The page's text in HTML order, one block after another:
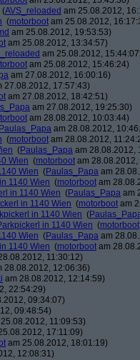
(AVS_reloaded am 25.08.2012,
(motorboot am 25.08.2012,
am 25.08.2012, 19:53:53)
am 25.08.2012, 13:34:57)
am 25.08.2012,
am 25.08.2012, 15:46:24)
am 27.08.2012, 16:00:16)
27.08.2012, 17:57:43)
am 27.08.2012, 18:42:51)
am 27.08.2012, 19:25:30)
am 28.08.2012, 10:03:44)
Paulas_Papa am 28.08.2012,
(motorboot am 28.08.2012,
(Paulas_Papa am 28.08.2012,
Wien (motorboot am 28.08.2012,
Wien (Paulas_Papa am
1140 Wien (motorboot am
in 1140 Wien (Paulas_Papa am
in 1140 Wien (motorboot am
in 1140 Wien (
in 1140 Wien (motorboot
Wien (Paulas_Papa am
1140 Wien (motorboot am
11:30:12)
28.08.2012, 12:06:36)
am 28.08.2012, 12:14:59)
22:54:29)
09:34:07)
09:48:54)
11:09:53)
17:11:09)
am 25.08.2012, 18:01:19)
12:08:31)